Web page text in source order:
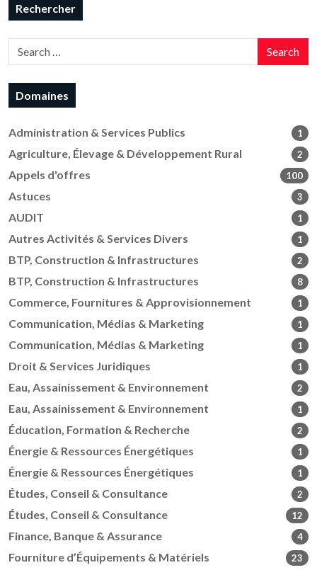
Rechercher
Search
Domaines
Administration & Services Publics 1
Agriculture, Élevage & Développement Rural 2
Appels d'offres 100
Astuces 3
AUDIT 1
Autres Activités & Services Divers 1
BTP, Construction & Infrastructures 2
BTP, Construction & Infrastructures 8
Commerce, Fournitures & Approvisionnement 1
Communication, Médias & Marketing 1
Communication, Médias & Marketing 1
Droit & Services Juridiques 1
Eau, Assainissement & Environnement 2
Eau, Assainissement & Environnement 1
Éducation, Formation & Recherche 2
Énergie & Ressources Énergétiques 1
Énergie & Ressources Énergétiques 1
Études, Conseil & Consultance 2
Études, Conseil & Consultance 12
Finance, Banque & Assurance 4
Fourniture d’Équipements & Matériels 23